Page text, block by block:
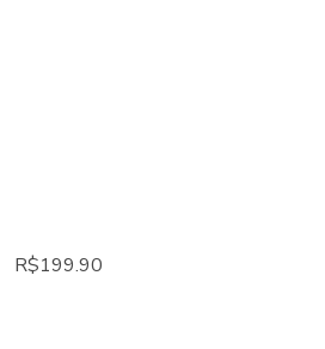
R$199.90